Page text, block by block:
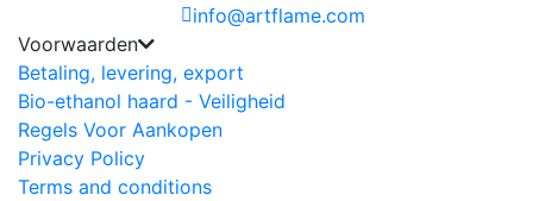
info@artflame.com
Voorwaarden
Betaling, levering, export
Bio-ethanol haard - Veiligheid
Regels Voor Aankopen
Privacy Policy
Terms and conditions